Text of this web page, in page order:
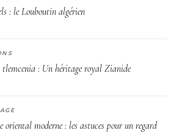
: le Louboutin algérien
tlemcenia : Un héritage royal Zianide
oriental moderne : les astuces pour un regard